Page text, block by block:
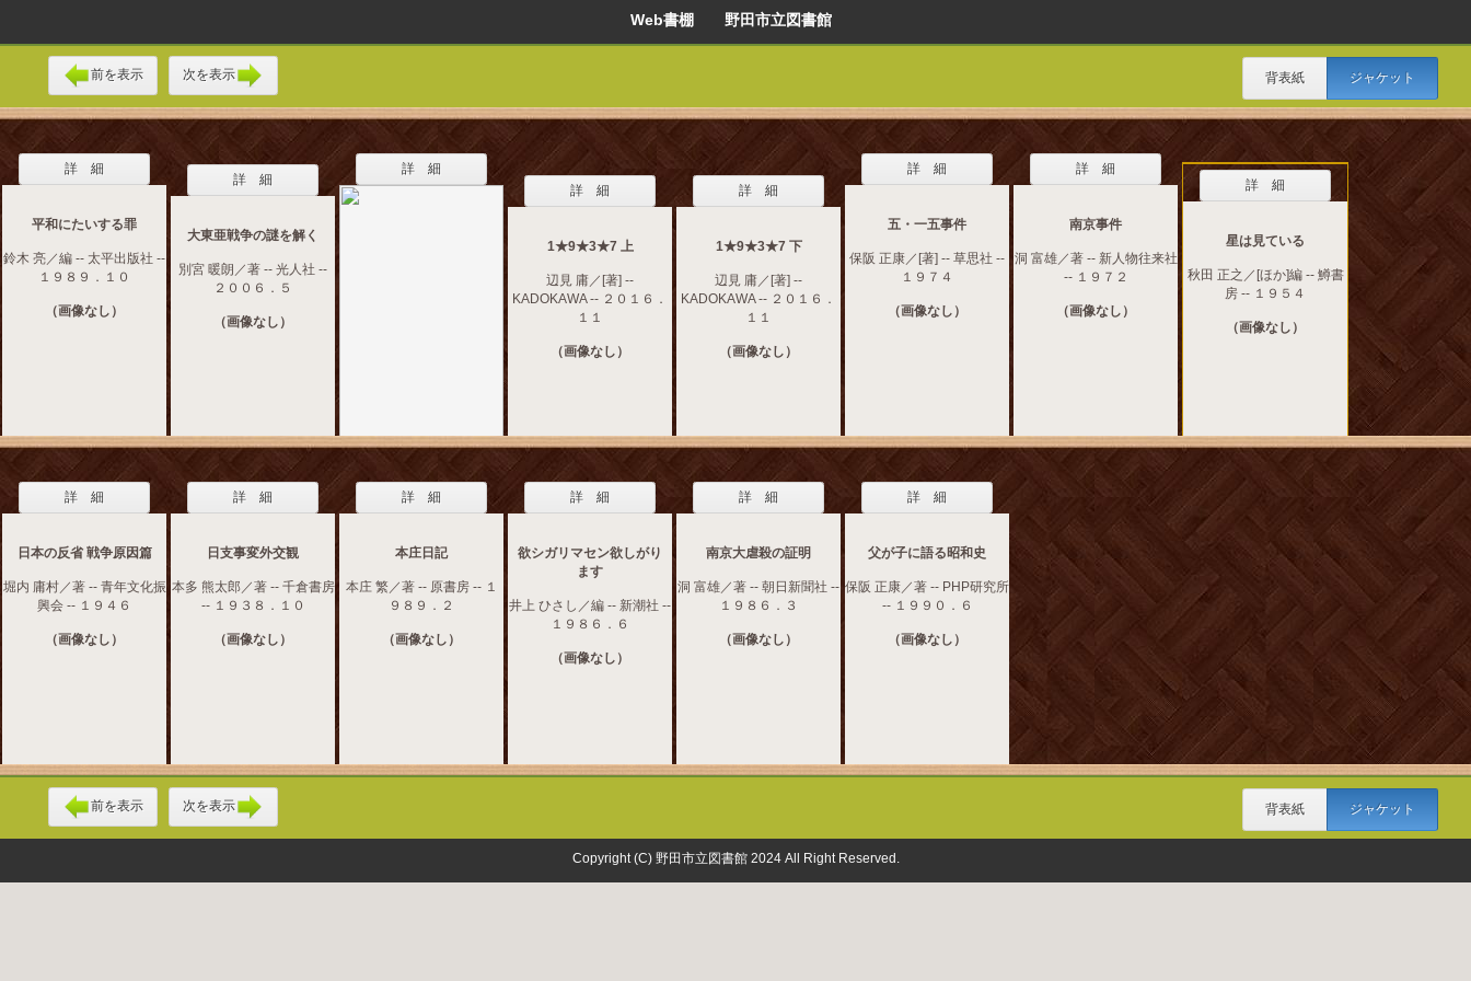
Web書棚 野田市立図書館
前を表示 次を表示 背表紙 ジャケット
詳 細
平和にたいする罪
鈴木 亮／編 -- 太平出版社 --
１９８９．１０
（画像なし）
詳 細
大東亜戦争の謎を解く
別宮 暖朗／著 -- 光人社 --
２００６．５
（画像なし）
詳 細
詳 細
1★9★3★7 上
辺見 庸／[著] --
KADOKAWA -- ２０１６．
１１
（画像なし）
詳 細
1★9★3★7 下
辺見 庸／[著] --
KADOKAWA -- ２０１６．
１１
（画像なし）
詳 細
五・一五事件
保阪 正康／[著] -- 草思社 --
１９７４
（画像なし）
詳 細
南京事件
洞 富雄／著 -- 新人物往来社
-- １９７２
（画像なし）
詳 細
星は見ている
秋田 正之／[ほか]編 -- 鱒書
房 -- １９５４
（画像なし）
詳 細
日本の反省 戦争原因篇
堀内 庸村／著 -- 青年文化振
興会 -- １９４６
（画像なし）
詳 細
日支事変外交観
本多 熊太郎／著 -- 千倉書房
-- １９３８．１０
（画像なし）
詳 細
本庄日記
本庄 繁／著 -- 原書房 -- １
９８９．２
（画像なし）
詳 細
欲シガリマセン欲しがり
ます
井上 ひさし／編 -- 新潮社 --
１９８６．６
（画像なし）
詳 細
南京大虐殺の証明
洞 富雄／著 -- 朝日新聞社 --
１９８６．３
（画像なし）
詳 細
父が子に語る昭和史
保阪 正康／著 -- PHP研究所
-- １９９０．６
（画像なし）
前を表示 次を表示 背表紙 ジャケット
Copyright (C) 野田市立図書館 2024 All Right Reserved.